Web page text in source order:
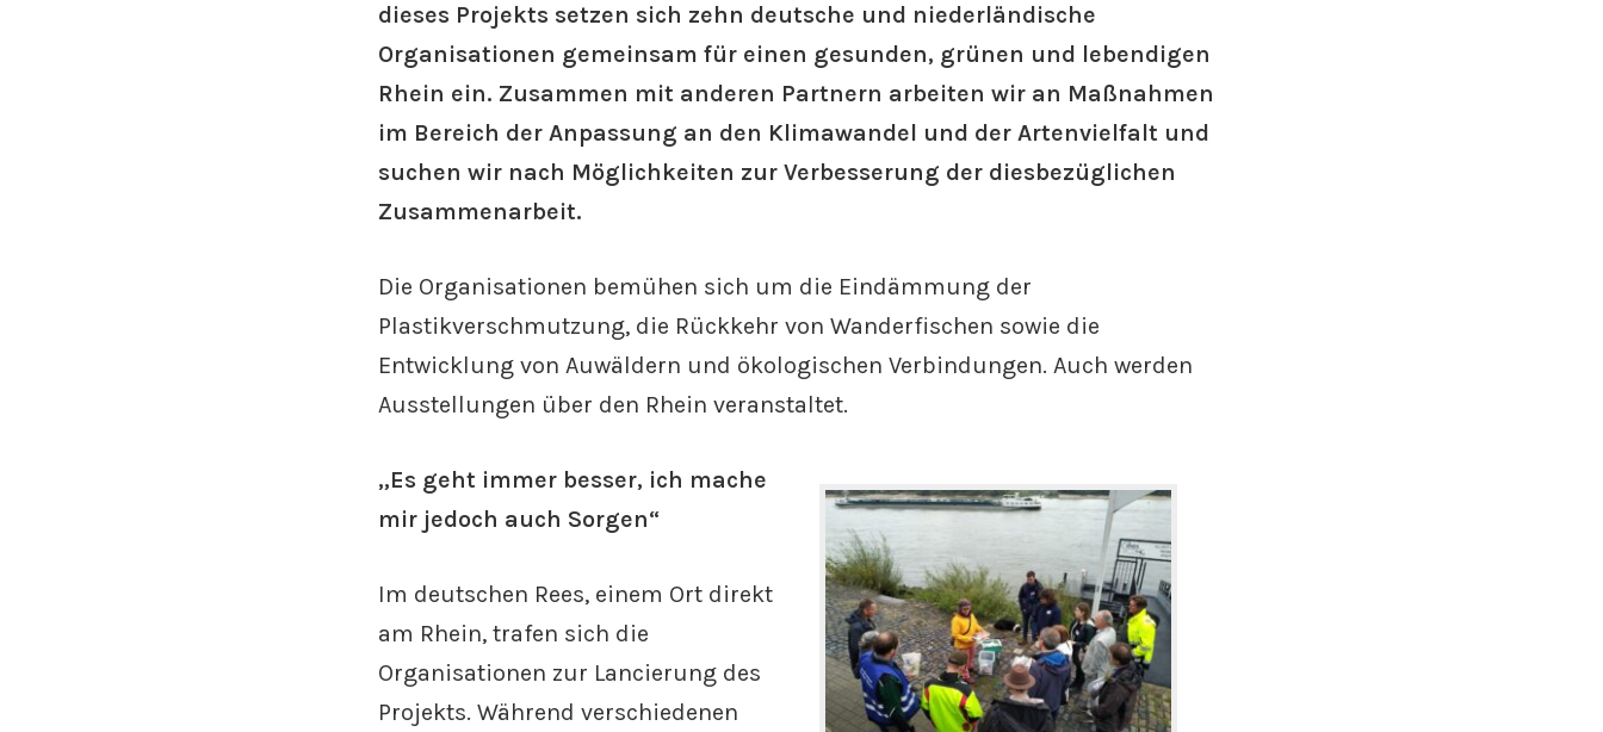
dieses Projekts setzen sich zehn deutsche und niederländische
Organisationen gemeinsam für einen gesunden, grünen und lebendigen
Rhein ein. Zusammen mit anderen Partnern arbeiten wir an Maßnahmen
im Bereich der Anpassung an den Klimawandel und der Artenvielfalt und
suchen wir nach Möglichkeiten zur Verbesserung der diesbezüglichen
Zusammenarbeit.
Die Organisationen bemühen sich um die Eindämmung der
Plastikverschmutzung, die Rückkehr von Wanderfischen sowie die
Entwicklung von Auwäldern und ökologischen Verbindungen. Auch werden
Ausstellungen über den Rhein veranstaltet.
„Es geht immer besser, ich mache
mir jedoch auch Sorgen“
Im deutschen Rees, einem Ort direkt
am Rhein, trafen sich die
Organisationen zur Lancierung des
Projekts. Während verschiedenen